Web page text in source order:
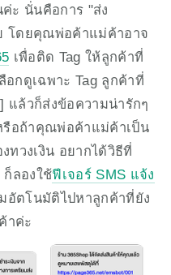
ะ นั่นคือการ "ส่ง
โดยคุณพ่อค้าแม่ค้าอาจ
เพื่อติด Tag ให้ลูกค้าที่
อกดูเฉพาะ Tag ลูกค้าที่
แล้วก็ส่งข้อความน่ารักๆ
อถ้าคุณพ่อค้าแม่ค้าเป็น
วงเงิน อยากได้วิธีที่
ก็ลองใช้ฟีเจอร์ SMS แจ้ง
อัตโนมัติไปหาลูกค้าที่ยัง
าค่ะ